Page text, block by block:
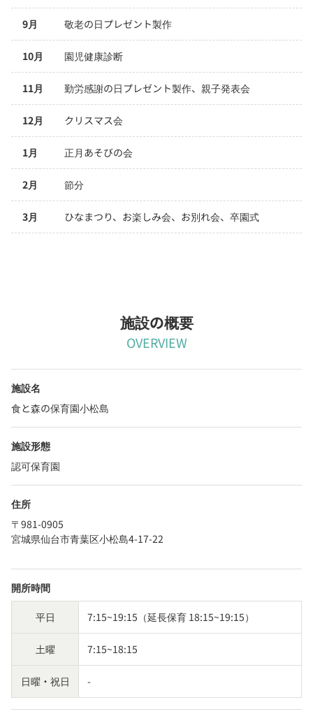
9月 敬老の日プレゼント製作
10月 園児健康診断
11月 勤労感謝の日プレゼント製作、親子発表会
12月 クリスマス会
1月 正月あそびの会
2月 節分
3月 ひなまつり、お楽しみ会、お別れ会、卒園式
施設の概要
OVERVIEW
施設名
食と森の保育園小松島
施設形態
認可保育園
住所
〒981-0905
宮城県仙台市青葉区小松島4-17-22
開所時間
平日 7:15~19:15（延長保育 18:15~19:15）
土曜 7:15~18:15
日曜・祝日 -